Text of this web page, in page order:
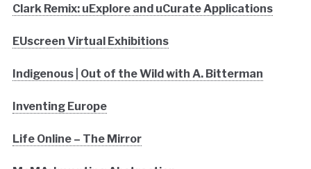
Clark Remix: uExplore and uCurate Applications
EUscreen Virtual Exhibitions
Indigenous | Out of the Wild with A. Bitterman
Inventing Europe
Life Online – The Mirror